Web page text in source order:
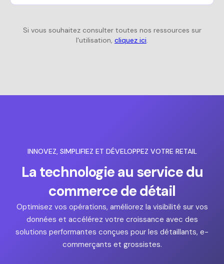
Si vous souhaitez consulter toutes nos ressources sur
l'utilisation, cliquez ici.
INNOVEZ, SIMPLIFIEZ ET DÉVELOPPEZ VOTRE RETAIL
La technologie au service du
commerce de détail
Optimisez vos opérations, améliorez la visibilité sur vos
données et accélérez votre croissance avec des
solutions performantes conçues pour les détaillants, e-
commerçants et grossistes.